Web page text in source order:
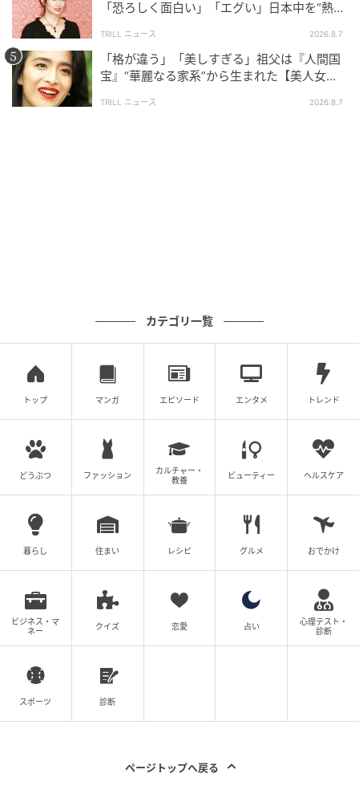
す。
10年ものあいだ意識の戻らない娘に声をかけ続ける
母、介護の疲れと向き合いながら、そばに居続ける
妻。年金に頼る生活の中で、それでも母に手術を願う
ない名作」「遠慮なく描いてくれていて凄い」「名演
技に感動」という声や、「重いけどリアルなんだろう
なぁ」といった感想が寄せられています。
最期に向き合うとは、どういうことか。生きるとは、
そんな問いを私たちに語りかける名作です。
次の記事
#1 「ママ、生きてるよね？」寝ていると思
って部屋を開けたら
の記事をもっとみる
「恐ろしく面白い」「エグい」日本中を“熱
TRILL ニュース 2026.8.7
「格が違う」「美しすぎる」祖父は『人間国
宝』“華麗なる家系”から生まれた【美人女
TRILL ニュース 2026.8.7
カテゴリ一覧
トップ マンガ エピソード エンタメ トレンド
どうぶつ ファッション
カルチャー・
教養
ビューティー ヘルスケア
暮らし 住まい レシピ グルメ おでかけ
ビジネス・マ
ネー
クイズ 恋愛 占い
心理テスト・
診断
スポーツ 診断
ページトップへ戻る